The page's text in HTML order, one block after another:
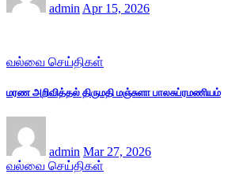
admin Apr 15, 2026
வல்வை செய்திகள்
மரண அறிவித்தல் திருமதி மஞ்சுளா பாலசுப்ரமணியம்
admin Mar 27, 2026
வல்வை செய்திகள்